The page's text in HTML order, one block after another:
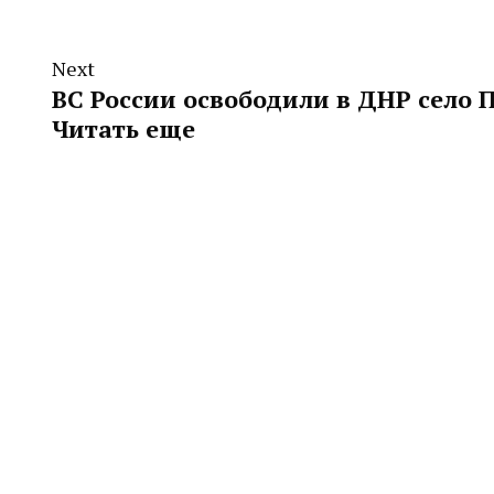
Next
ВС России освободили в ДНР село
Читать еще